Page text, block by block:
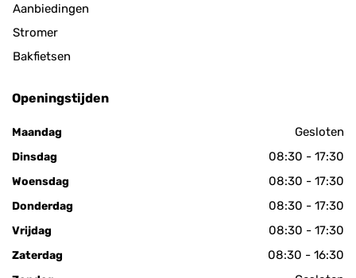
Aanbiedingen
Stromer
Bakfietsen
Openingstijden
Maandag Gesloten
Dinsdag 08:30 - 17:30
Woensdag 08:30 - 17:30
Donderdag 08:30 - 17:30
Vrijdag 08:30 - 17:30
Zaterdag 08:30 - 16:30